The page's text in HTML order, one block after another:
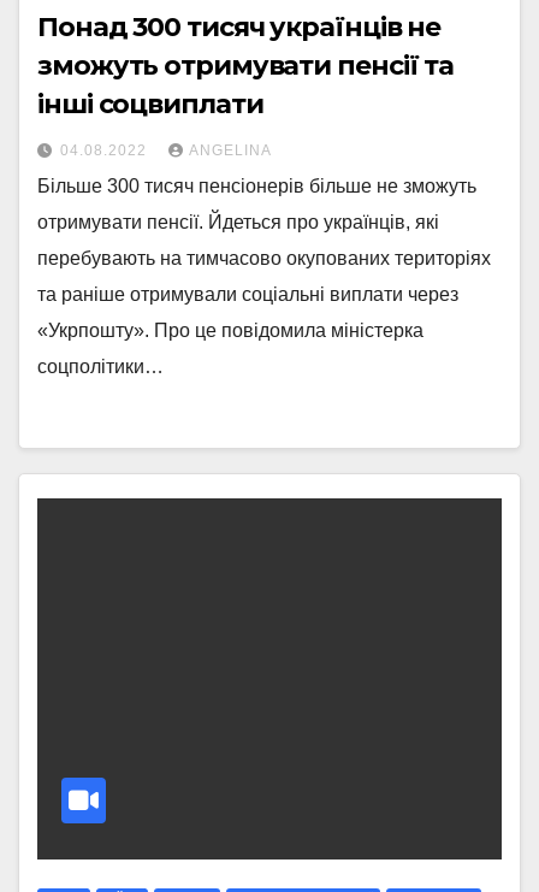
Понад 300 тисяч українців не
зможуть отримувати пенсії та
інші соцвиплати
04.08.2022 ANGELINA
Більше 300 тисяч пенсіонерів більше не зможуть
отримувати пенсії. Йдеться про українців, які
перебувають на тимчасово окупованих територіях
та раніше отримували соціальні виплати через
«Укрпошту». Про це повідомила міністерка
соцполітики…